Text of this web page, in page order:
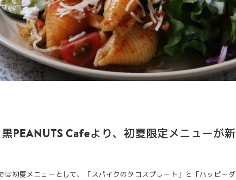
PEANUTS Cafeより、初夏限定メニューが新
は初夏メニューとして、「スパイクのタコスプレート」と「ハッピーダ